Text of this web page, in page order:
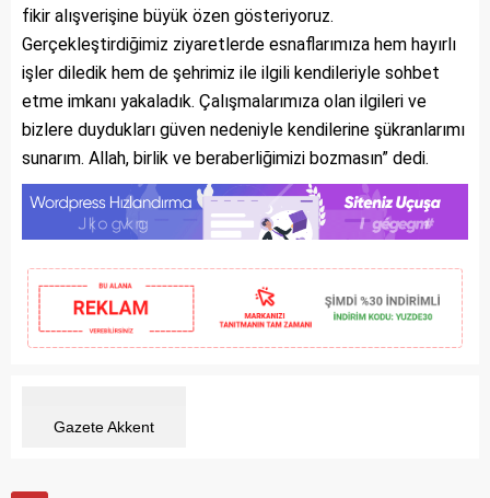
fikir alışverişine büyük özen gösteriyoruz.
Gerçekleştirdiğimiz ziyaretlerde esnaflarımıza hem hayırlı
işler diledik hem de şehrimiz ile ilgili kendileriyle sohbet
etme imkanı yakaladık. Çalışmalarımıza olan ilgileri ve
bizlere duydukları güven nedeniyle kendilerine şükranlarımı
sunarım. Allah, birlik ve beraberliğimizi bozmasın” dedi.
Gazete Akkent